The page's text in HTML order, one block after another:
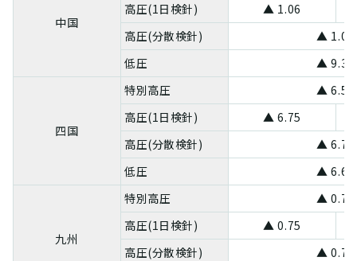
中国
高圧(1日検針)
▲ 1.06
高圧(分散検針)
▲ 1.06
低圧
▲ 9.39
四国
特別高圧
▲ 6.57
高圧(1日検針)
▲ 6.75
高圧(分散検針)
▲ 6.75
低圧
▲ 6.62
九州
特別高圧
▲ 0.74
高圧(1日検針)
▲ 0.75
高圧(分散検針)
▲ 0.75